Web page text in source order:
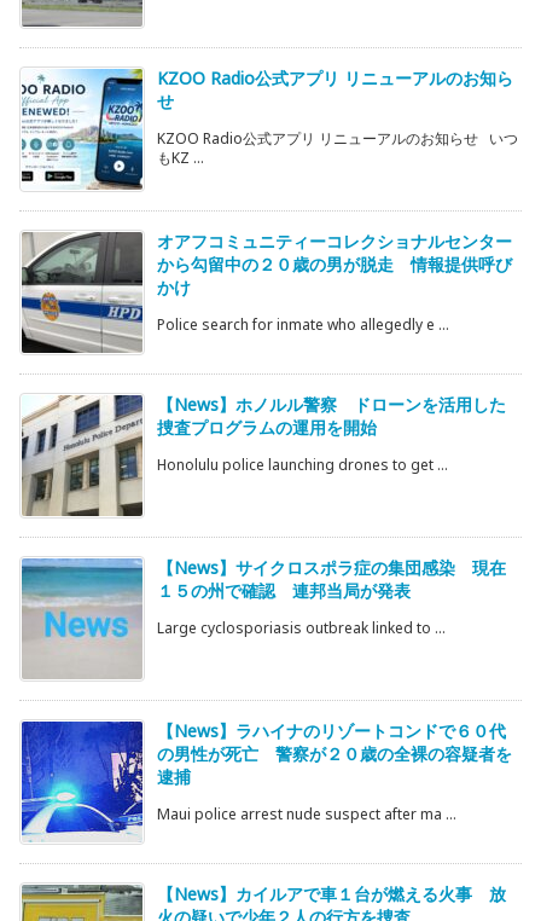
KZOO Radio公式アプリ リニューアルのお知ら
せ
KZOO Radio公式アプリ リニューアルのお知らせ いつ
もKZ ...
オアフコミュニティーコレクショナルセンター
から勾留中の２０歳の男が脱走 情報提供呼び
かけ
Police search for inmate who allegedly e ...
【News】ホノルル警察 ドローンを活用した
捜査プログラムの運用を開始
Honolulu police launching drones to get ...
【News】サイクロスポラ症の集団感染 現在
１５の州で確認 連邦当局が発表
Large cyclosporiasis outbreak linked to ...
【News】ラハイナのリゾートコンドで６０代
の男性が死亡 警察が２０歳の全裸の容疑者を
逮捕
Maui police arrest nude suspect after ma ...
【News】カイルアで車１台が燃える火事 放